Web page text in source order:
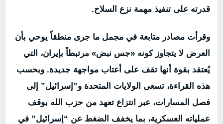
قدرته على تنفيذ مهمة نزع السلاح.
وقرأت مصادر متابعة في مجمل ما جرى منطقاً يوحي بأن
العرض لا يتجاوز كونه «جس نبض» مرتبطاً بإيران، التي
يُعتقد بقوة أنها تقف على أعتاب مواجهة جديدة. وبحسب
هذه القراءة، تسعى الولايات المتحدة و”إسرائيل” إلى
فصل المسارات، عبر انتزاع تعهد من حزب الله بوقف
عملياته العسكرية، بما يخفف الضغط عن “إسرائيل” في